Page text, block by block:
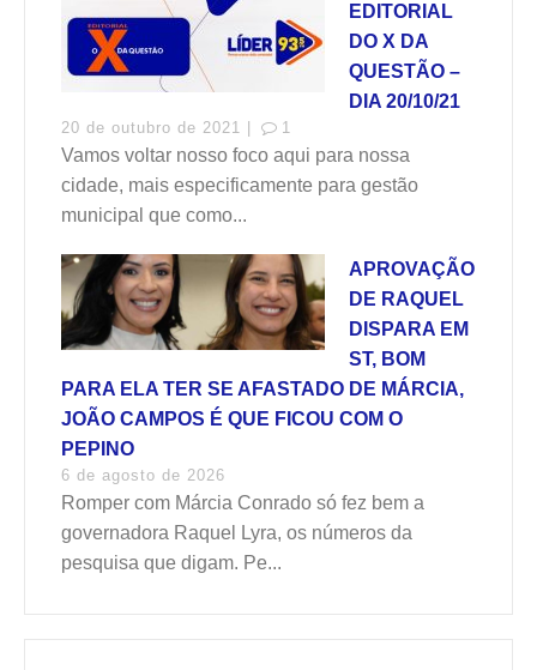
EDITORIAL
DO X DA
QUESTÃO –
DIA 20/10/21
20 de outubro de 2021 | 1
Vamos voltar nosso foco aqui para nossa
cidade, mais especificamente para gestão
municipal que como...
APROVAÇÃO
DE RAQUEL
DISPARA EM
ST, BOM
PARA ELA TER SE AFASTADO DE MÁRCIA,
JOÃO CAMPOS É QUE FICOU COM O
PEPINO
6 de agosto de 2026
Romper com Márcia Conrado só fez bem a
governadora Raquel Lyra, os números da
pesquisa que digam. Pe...